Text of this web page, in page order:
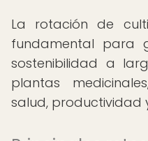
La rotación de
fundamental para
sostenibilidad a
plantas
salud, productividad